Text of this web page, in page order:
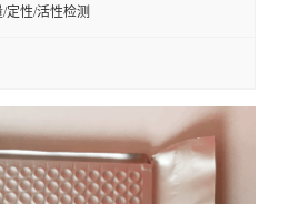
/定性/活性检测